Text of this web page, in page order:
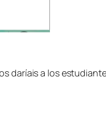
daríais a los